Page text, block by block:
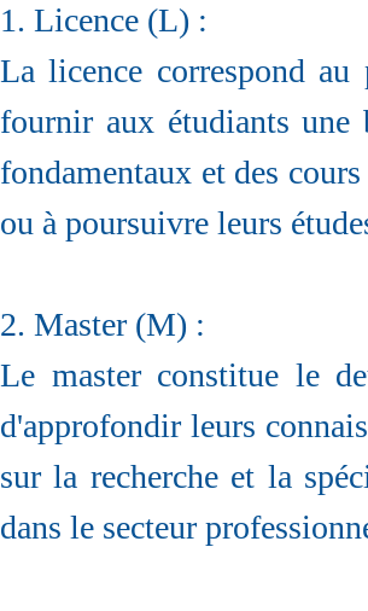
1. Licence (L) :
La licence correspond
fournir aux étudiants une
fondamentaux et des
ou à poursuivre leurs
2. Master (M) :
Le master constitue le
d'approfondir leurs
sur la recherche et la
dans le secteur